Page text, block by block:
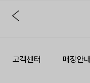
고객센터 매장안내